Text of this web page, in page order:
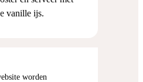
vanille ijs.